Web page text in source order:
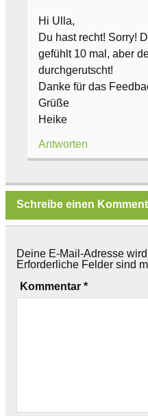
Hi Ulla,
Du hast recht! Sorry!
gefühlt 10 mal, aber
durchgerutscht!
Danke für das
Grüße
Heike
Antworten
Schreibe einen
Deine E-Mail-Adresse
Erforderliche Felder sind
Kommentar *